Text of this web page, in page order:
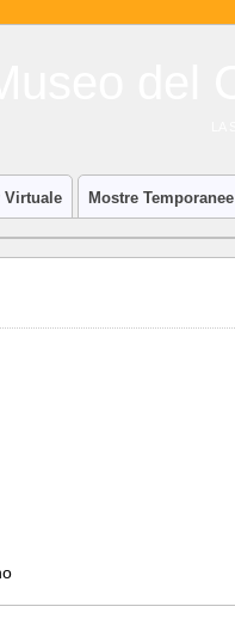
Virtuale Mostre Temporanee